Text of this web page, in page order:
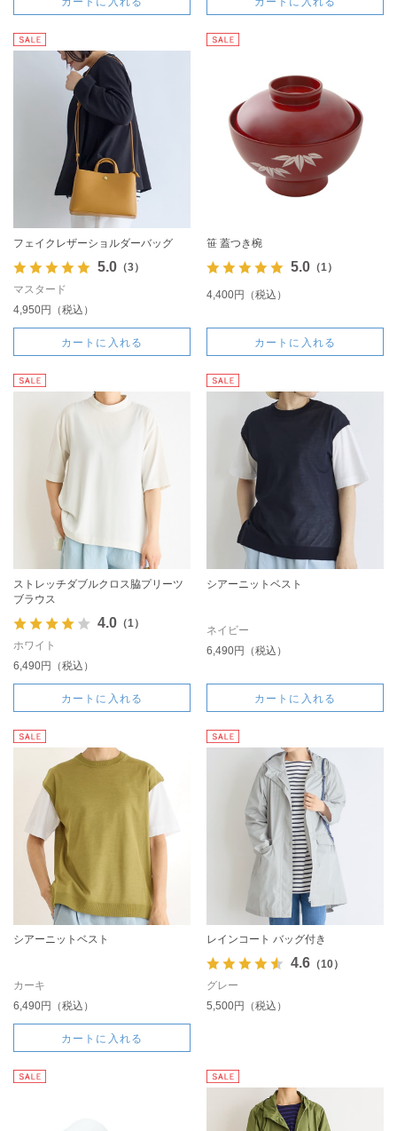
フェイクレザーショルダーバッグ
5.0（3）
マスタード
4,950円（税込）
カートに入れる
笹 蓋つき椀
5.0（1）
4,400円（税込）
カートに入れる
ストレッチダブルクロス脇プリーツ
ブラウス
4.0（1）
ホワイト
6,490円（税込）
カートに入れる
シアーニットベスト
ネイビー
6,490円（税込）
カートに入れる
シアーニットベスト
カーキ
6,490円（税込）
カートに入れる
レインコート バッグ付き
4.6（10）
グレー
5,500円（税込）